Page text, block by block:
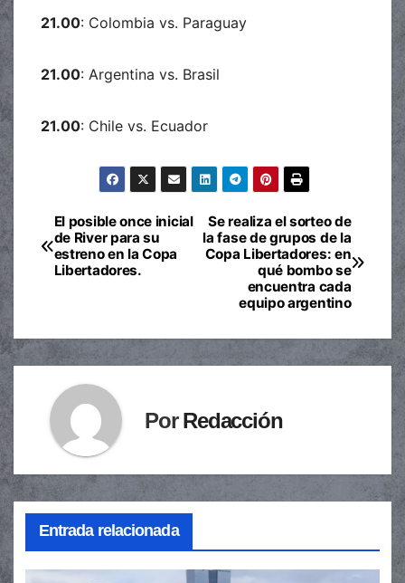
21.00: Colombia vs. Paraguay
21.00: Argentina vs. Brasil
21.00: Chile vs. Ecuador
Navegación
de
Se realiza el sorteo de
la fase de grupos de la
Copa Libertadores: en
qué bombo se
encuentra cada
equipo argentino
El posible once inicial
de River para su
estreno en la Copa
Libertadores.
PorRedacción
Entrada relacionada